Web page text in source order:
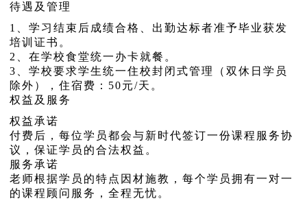
待遇及管理
1、学习结束后成绩合格、出勤达标者准予毕业获发
培训证书。
2、在学校食堂统一办卡就餐。
3、学校要求学生统一住校封闭式管理（双休日学员
除外），住宿费：50元/天。
权益及服务
权益承诺
付费后，每位学员都会与新时代签订一份课程服务协
议，保证学员的合法权益。
服务承诺
老师根据学员的特点因材施教，每个学员拥有一对一
的课程顾问服务，全程无忧。